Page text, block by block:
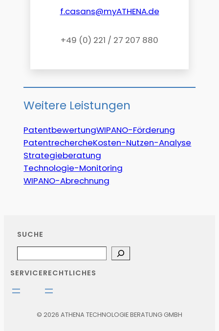
f.casans@myATHENA.de
+49 (0) 221 / 27 207 880
Weitere Leistungen
PatentbewertungWIPANO-Förderung
PatentrechercheKosten-Nutzen-Analyse
Strategieberatung
Technologie-Monitoring
WIPANO-Abrechnung
SUCHE
SERVICERECHTLICHES
© 2026 ATHENA TECHNOLOGIE BERATUNG GMBH